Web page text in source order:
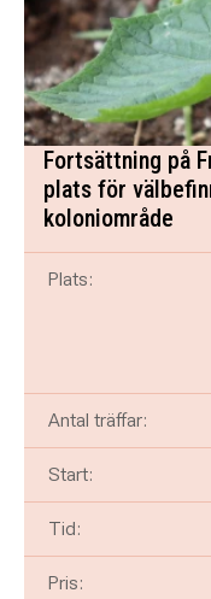
Fortsättning på
plats för
koloniområde
Plats:
Antal träffar:
Start:
Tid:
Pris: